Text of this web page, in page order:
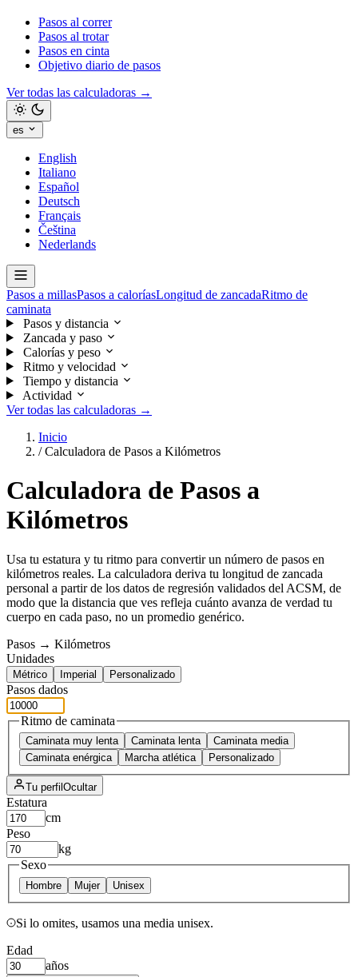
Pasos al correr
Pasos al trotar
Pasos en cinta
Objetivo diario de pasos
Ver todas las calculadoras →
es
English
Italiano
Español
Deutsch
Français
Čeština
Nederlands
Pasos a millasPasos a caloríasLongitud de zancadaRitmo de
caminata
Pasos y distancia
Zancada y paso
Calorías y peso
Ritmo y velocidad
Tiempo y distancia
Actividad
Ver todas las calculadoras →
Inicio
/ Calculadora de Pasos a Kilómetros
Calculadora de Pasos a
Kilómetros
Usa tu estatura y tu ritmo para convertir un número de pasos en
kilómetros reales. La calculadora deriva tu longitud de zancada
personal a partir de los datos de regresión validados del ACSM, de
modo que la distancia que ves refleja cuánto avanza de verdad tu
cuerpo en cada paso, no un promedio genérico.
Pasos → Kilómetros
Unidades
Métrico Imperial Personalizado
Pasos dados
Ritmo de caminata
Caminata muy lenta Caminata lenta
Caminata media
Caminata enérgica
Marcha atlética Personalizado
Tu perfil Ocultar
Estatura
cm
Peso
kg
Sexo
Hombre Mujer Unisex
Si lo omites, usamos una media unisex.
Edad
años